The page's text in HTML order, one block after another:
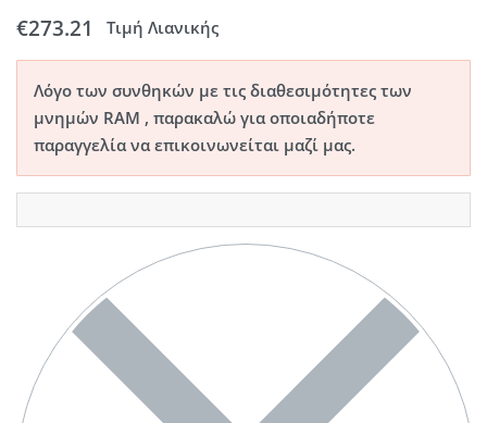
€273.21 Τιμή Λιανικής
Λόγο των συνθηκών με τις διαθεσιμότητες των
μνημών RAM , παρακαλώ για οποιαδήποτε
παραγγελία να επικοινωνείται μαζί μας.